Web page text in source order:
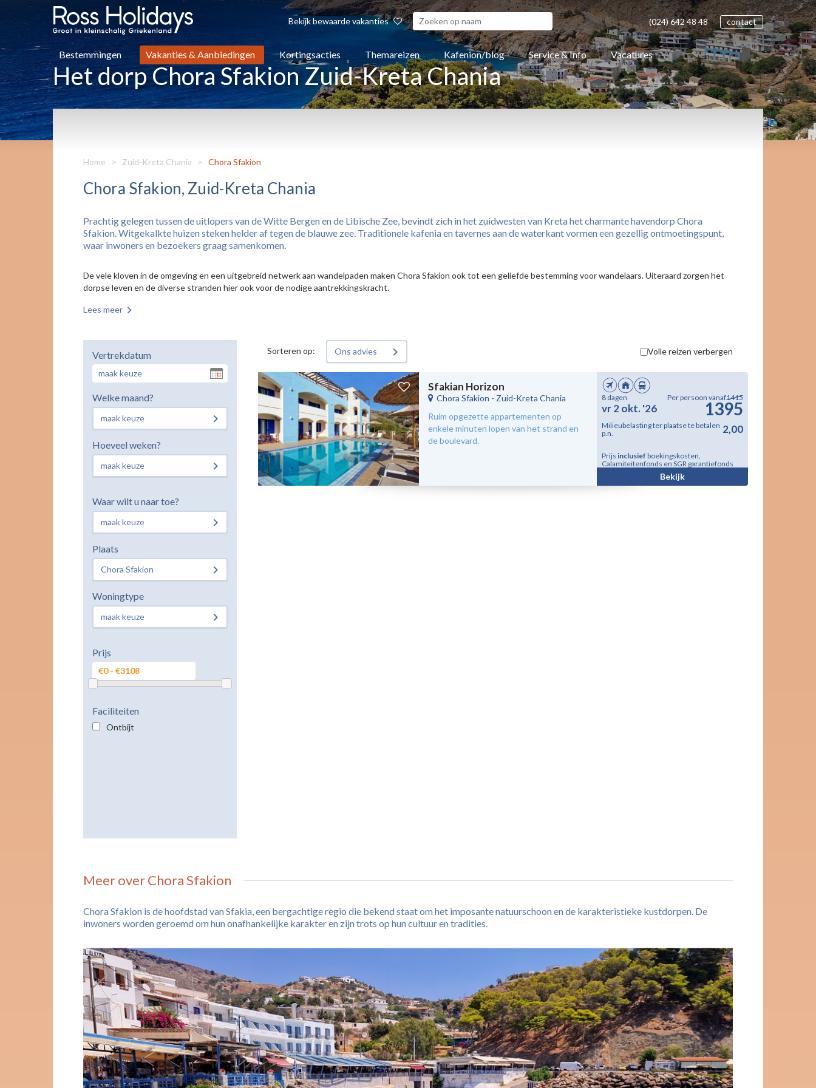
Bekijk bewaarde vakanties (024)642 4848 contact
Bestemmingen Vakanties & Aanbiedingen Kortingsacties Themareizen Kafenion/blog Service & Info Vacatures
Het dorp Chora Sfakion Zuid-Kreta Chania
Home > Zuid-Kreta Chania > Chora Sfakion
Chora Sfakion, Zuid-Kreta Chania
Prachtig gelegen tussen de uitlopers van de Witte Bergen en de Libische Zee, bevindt zich in het zuidwesten van Kreta het charmante havendorp Chora
Sfakion. Witgekalkte huizen steken helder af tegen de blauwe zee. Traditionele kafenia en tavernes aan de waterkant vormen een gezellig ontmoetingspunt,
waar inwoners en bezoekers graag samenkomen.
De vele kloven in de omgeving en een uitgebreid netwerk aan wandelpaden maken Chora Sfakion ook tot een geliefde bestemming voor wandelaars. Uiteraard zorgen het
dorpse leven en de diverse stranden hier ook voor de nodige aantrekkingskracht.
Lees meer
Vertrekdatum
Welke maand?
maak keuze
Hoeveel weken?
maak keuze
Waar wilt u naar toe?
maak keuze
Plaats
Chora Sfakion
Woningtype
maak keuze
Prijs
Faciliteiten
Ontbijt
Sorteren op: Ons advies Volle reizen verbergen
Sfakian Horizon
Chora Sfakion - Zuid-Kreta Chania
Ruim opgezette appartementen op
enkele minuten lopen van het strand en
de boulevard.
8 dagen
vr 2 okt. '26
Per persoon vanaf1415
1395
Milieubelasting ter plaatse te betalen
p.n.
2,00
Prijs inclusief boekingskosten,
Calamiteitenfonds en SGR garantiefonds
Bekijk
Meer over Chora Sfakion
Chora Sfakion is de hoofdstad van Sfakia, een bergachtige regio die bekend staat om het imposante natuurschoon en de karakteristieke kustdorpen. De
inwoners worden geroemd om hun onafhankelijke karakter en zijn trots op hun cultuur en tradities.